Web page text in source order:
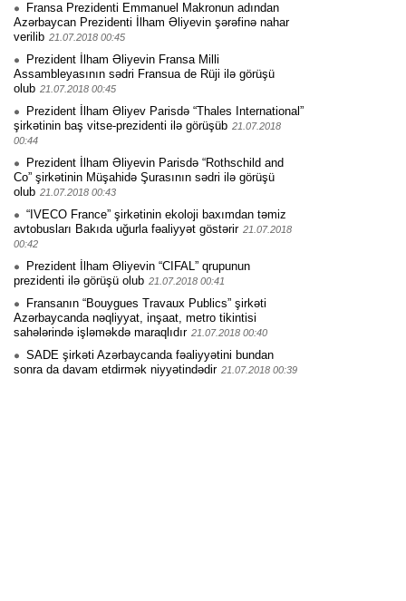
Fransa Prezidenti Emmanuel Makronun adından
Azərbaycan Prezidenti İlham Əliyevin şərəfinə nahar
verilib 21.07.2018 00:45
Prezident İlham Əliyevin Fransa Milli
Assambleyasının sədri Fransua de Rüji ilə görüşü
olub 21.07.2018 00:45
Prezident İlham Əliyev Parisdə “Thales International”
şirkətinin baş vitse-prezidenti ilə görüşüb 21.07.2018
00:44
Prezident İlham Əliyevin Parisdə “Rothschild and
Co” şirkətinin Müşahidə Şurasının sədri ilə görüşü
olub 21.07.2018 00:43
“IVECO France” şirkətinin ekoloji baxımdan təmiz
avtobusları Bakıda uğurla fəaliyyət göstərir 21.07.2018
00:42
Prezident İlham Əliyevin “CIFAL” qrupunun
prezidenti ilə görüşü olub 21.07.2018 00:41
Fransanın “Bouygues Travaux Publics” şirkəti
Azərbaycanda nəqliyyat, inşaat, metro tikintisi
sahələrində işləməkdə maraqlıdır 21.07.2018 00:40
SADE şirkəti Azərbaycanda fəaliyyətini bundan
sonra da davam etdirmək niyyətindədir 21.07.2018 00:39